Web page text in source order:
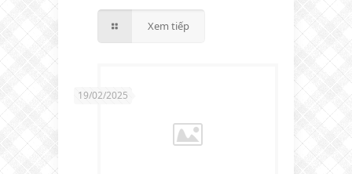
Xem tiếp
19/02/2025